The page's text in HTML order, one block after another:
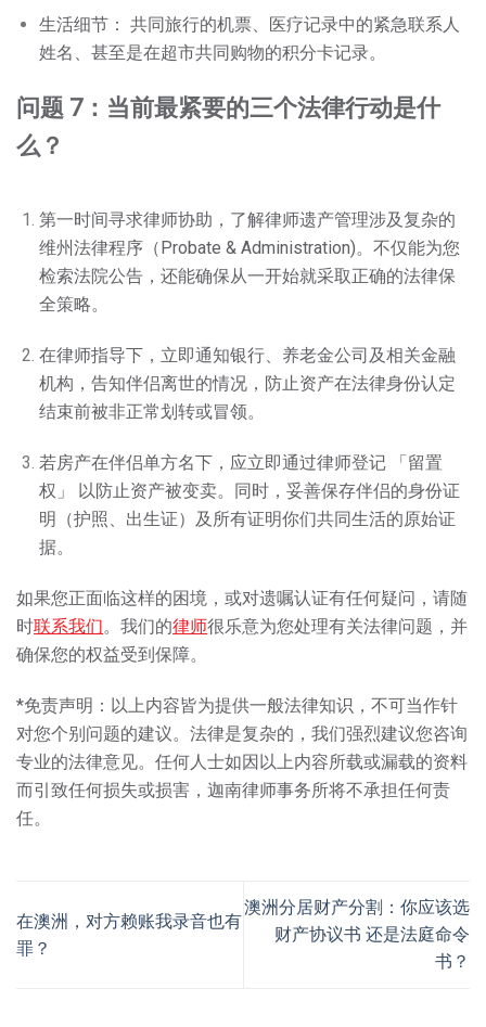
生活细节： 共同旅行的机票、医疗记录中的紧急联系人
姓名、甚至是在超市共同购物的积分卡记录。
问题 7：当前最紧要的三个法律行动是什
么？
第一时间寻求律师协助，了解律师遗产管理涉及复杂的
维州法律程序（Probate & Administration)。不仅能为您
检索法院公告，还能确保从一开始就采取正确的法律保
全策略。
在律师指导下，立即通知银行、养老金公司及相关金融
机构，告知伴侣离世的情况，防止资产在法律身份认定
结束前被非正常划转或冒领。
若房产在伴侣单方名下，应立即通过律师登记 「留置
权」 以防止资产被变卖。同时，妥善保存伴侣的身份证
明（护照、出生证）及所有证明你们共同生活的原始证
据。
如果您正面临这样的困境，或对遗嘱认证有任何疑问，请随
时联系我们。我们的律师很乐意为您处理有关法律问题，并
确保您的权益受到保障。
*免责声明：以上内容皆为提供一般法律知识，不可当作针
对您个别问题的建议。法律是复杂的，我们强烈建议您咨询
专业的法律意见。任何人士如因以上内容所载或漏载的资料
⽽引致任何损失或损害，迦南律师事务所将不承担任何责
任。
在澳洲，对方赖账我录音也有
罪？
澳洲分居财产分割：你应该选
财产协议书 还是法庭命令
书？